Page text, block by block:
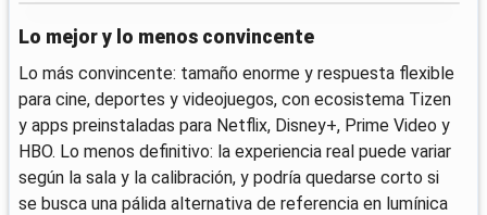
Lo mejor y lo menos convincente
Lo más convincente: tamaño enorme y respuesta flexible
para cine, deportes y videojuegos, con ecosistema Tizen
y apps preinstaladas para Netflix, Disney+, Prime Video y
HBO. Lo menos definitivo: la experiencia real puede variar
según la sala y la calibración, y podría quedarse corto si
se busca una pálida alternativa de referencia en lumínica